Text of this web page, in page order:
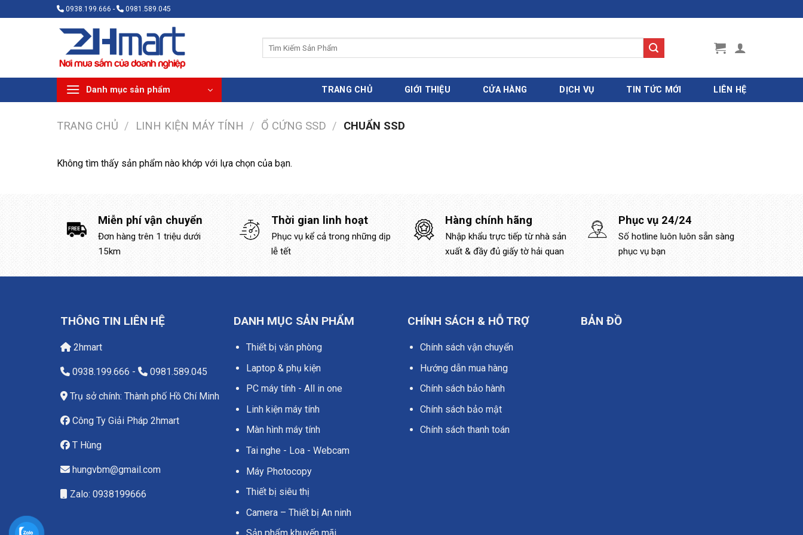
qua
0938.199.666 - 0981.589.045
Danh mục sản phẩm TRANG CHỦ GIỚI THIỆU CỬA HÀNG DỊCH VỤ TIN TỨC MỚI LIÊN HỆ
TRANG CHỦ / LINH KIỆN MÁY TÍNH / Ổ CỨNG SSD / CHUẨN SSD
Không tìm thấy sản phẩm nào khớp với lựa chọn của bạn.
Miễn phí vận chuyển
Đơn hàng trên 1 triệu dưới
15km
Thời gian linh hoạt
Phục vụ kể cả trong những dịp
lễ tết
Hàng chính hãng
Nhập khẩu trực tiếp từ nhà sản
xuất & đầy đủ giấy tờ hải quan
Phục vụ 24/24
Số hotline luôn luôn sẵn sàng
phục vụ bạn
THÔNG TIN LIÊN HỆ
2hmart
0938.199.666 - 0981.589.045
Trụ sở chính: Thành phố Hồ Chí Minh
Công Ty Giải Pháp 2hmart
T Hùng
hungvbm@gmail.com
Zalo: 0938199666
DANH MỤC SẢN PHẨM
Thiết bị văn phòng
Laptop & phụ kiện
PC máy tính - All in one
Linh kiện máy tính
Màn hình máy tính
Tai nghe - Loa - Webcam
Máy Photocopy
Thiết bị siêu thị
Camera – Thiết bị An ninh
CHÍNH SÁCH & HỖ TRỢ
Chính sách vận chuyển
Hướng dẫn mua hàng
Chính sách bảo hành
Chính sách bảo mật
Chính sách thanh toán
BẢN ĐỒ